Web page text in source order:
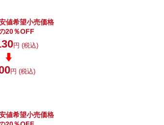
値希望小売価格
20％OFF
円 (税込)
円 (税込)
値希望小売価格